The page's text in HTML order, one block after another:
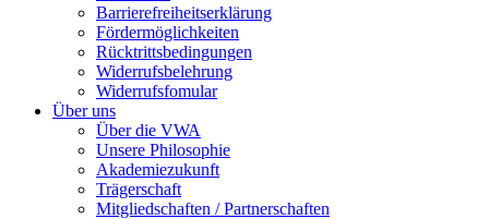
Barrierefreiheitserklärung
Fördermöglichkeiten
Rücktrittsbedingungen
Widerrufsbelehrung
Widerrufsfomular
Über uns
Über die VWA
Unsere Philosophie
Akademiezukunft
Trägerschaft
Mitgliedschaften / Partnerschaften